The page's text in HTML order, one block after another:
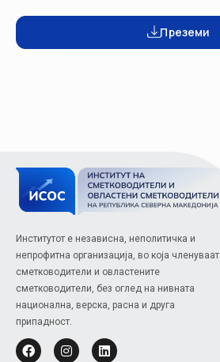
Преземи
Институтот е независна, неполитичка и
непрофитна организација, во која членуваат
сметководители и овластените
сметководители, без оглед на нивната
национална, верска, расна и друга
припадност.